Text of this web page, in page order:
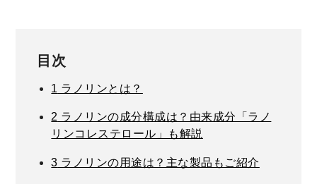
目次
1 ラノリンとは？
2 ラノリンの成分構成は？由来成分「ラノ
リンコレステロール」も解説
3 ラノリンの用途は？主な製品もご紹介